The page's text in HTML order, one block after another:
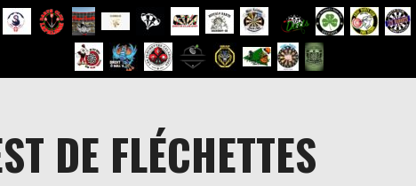
DE FLÉCHETTES